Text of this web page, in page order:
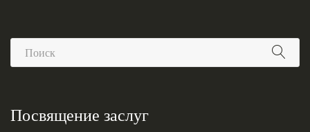
Посвящение заслуг